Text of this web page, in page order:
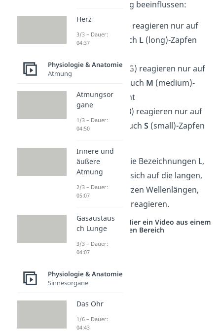
Farbwahrnehmung beeinflussen:
(R) reagieren nur auf
rotes Licht, auch L (long)-Zapfen
Grün-Zapfen (G) reagieren nur auf
grünes Licht, auch M (medium)-
Zapfen genannt
Blau-Zapfen
(B) reagieren nur auf
blaues Licht, auch S (small)-Zapfen
Schon gewusst?
Die Bezeichnungen L,
M und S beziehen sich auf die langen,
mittleren oder kurzen Wellenlängen,
auf die die Zapfen reagieren.
Studyflix vernetzt: Hier ein Video aus einem
anderen Bereich
Herz
3/3 – Dauer:
04:37
Physiologie & Anatomie
Atmung
Atmungsor
gane
1/3 – Dauer:
04:50
Innere und
äußere
Atmung
2/3 – Dauer:
05:07
Gasaustaus
ch Lunge
3/3 – Dauer:
04:07
Physiologie & Anatomie
Sinnesorgane
Das Ohr
1/6 – Dauer:
04:43